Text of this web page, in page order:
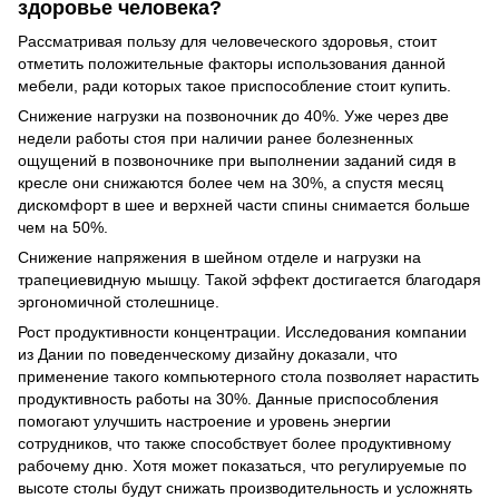
здоровье человека?
Рассматривая пользу для человеческого здоровья, стоит
отметить положительные факторы использования данной
мебели, ради которых такое приспособление стоит купить.
Снижение нагрузки на позвоночник до 40%. Уже через две
недели работы стоя при наличии ранее болезненных
ощущений в позвоночнике при выполнении заданий сидя в
кресле они снижаются более чем на 30%, а спустя месяц
дискомфорт в шее и верхней части спины снимается больше
чем на 50%.
Снижение напряжения в шейном отделе и нагрузки на
трапециевидную мышцу. Такой эффект достигается благодаря
эргономичной столешнице.
Рост продуктивности концентрации. Исследования компании
из Дании по поведенческому дизайну доказали, что
применение такого компьютерного стола позволяет нарастить
продуктивность работы на 30%. Данные приспособления
помогают улучшить настроение и уровень энергии
сотрудников, что также способствует более продуктивному
рабочему дню. Хотя может показаться, что регулируемые по
высоте столы будут снижать производительность и усложнять